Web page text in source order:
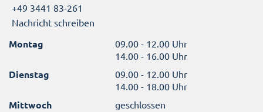
+49 3441 83-261
Nachricht schreiben
Montag
09.00 - 12.00 Uhr
14.00 - 16.00 Uhr
Dienstag
09.00 - 12.00 Uhr
14.00 - 18.00 Uhr
Mittwoch geschlossen